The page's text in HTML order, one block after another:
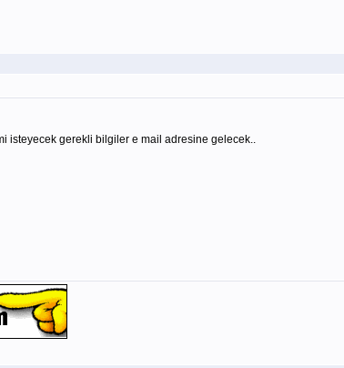
isteyecek gerekli bilgiler e mail adresine gelecek..